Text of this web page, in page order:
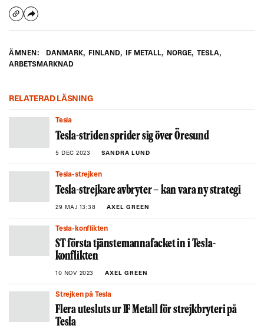
ÄMNEN: DANMARK, FINLAND, IF METALL, NORGE, TESLA,
ARBETSMARKNAD
RELATERAD LÄSNING
Tesla
Tesla-striden sprider sig över Öresund
5 DEC 2023 SANDRA LUND
Tesla-strejken
Tesla-strejkare avbryter – kan vara ny strategi
29 MAJ 13:38 AXEL GREEN
Tesla-konflikten
ST första tjänstemannafacket in i Tesla-
konflikten
10 NOV 2023 AXEL GREEN
Strejken på Tesla
Flera utesluts ur IF Metall för strejkbryteri på
Tesla